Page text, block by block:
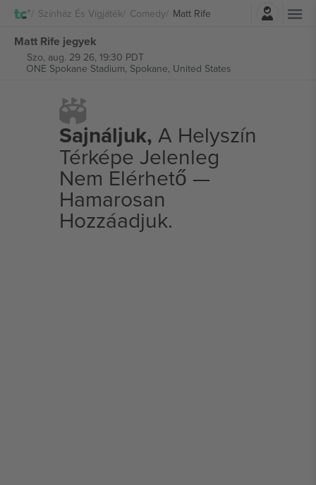
Színház És Vígjáték Comedy Matt Rife
Belépés
Matt Rife jegyek
Szo, aug. 29 26, 19:30 PDT
ONE Spokane Stadium, Spokane, United States
Sajnáljuk, A Helyszín
Térképe Jelenleg
Nem Elérhető —
Hamarosan
Hozzáadjuk.